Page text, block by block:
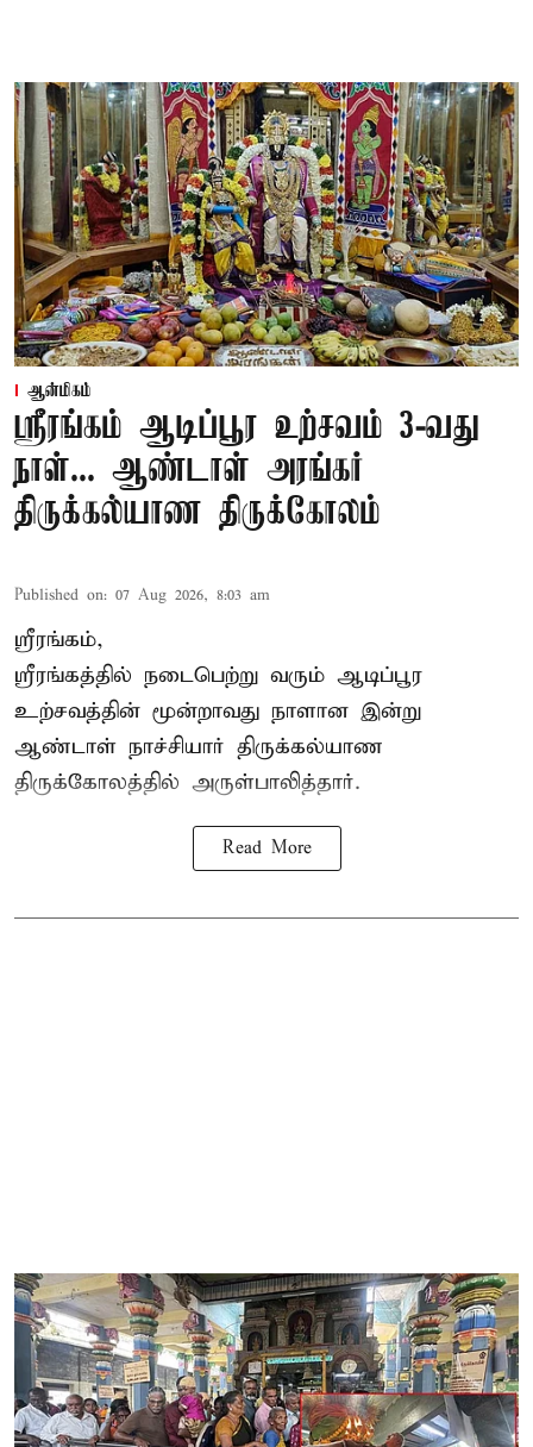
ஆன்மிகம்
ஸ்ரீரங்கம் ஆடிப்பூர உற்சவம் 3-வது
நாள்... ஆண்டாள் அரங்கர்
திருக்கல்யாண திருக்கோலம்
Published on: 07 Aug 2026, 8:03 am
ஸ்ரீரங்கம்,
ஸ்ரீரங்கத்தில் நடைபெற்று வரும் ஆடிப்பூர
உற்சவத்தின் மூன்றாவது நாளான இன்று
ஆண்டாள் நாச்சியார் திருக்கல்யாண
திருக்கோலத்தில் அருள்பாலித்தார்.
Read More